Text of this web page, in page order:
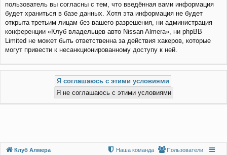
пользователь вы согласны с тем, что введённая вами информация
будет храниться в базе данных. Хотя эта информация не будет
открыта третьим лицам без вашего разрешения, ни администрация
конференции «Клуб владельцев авто Nissan Almera», ни phpBB
Limited не может быть ответственна за действия хакеров, которые
могут привести к несанкционированному доступу к ней.
Клуб Алмера Пользователи
Наша команда